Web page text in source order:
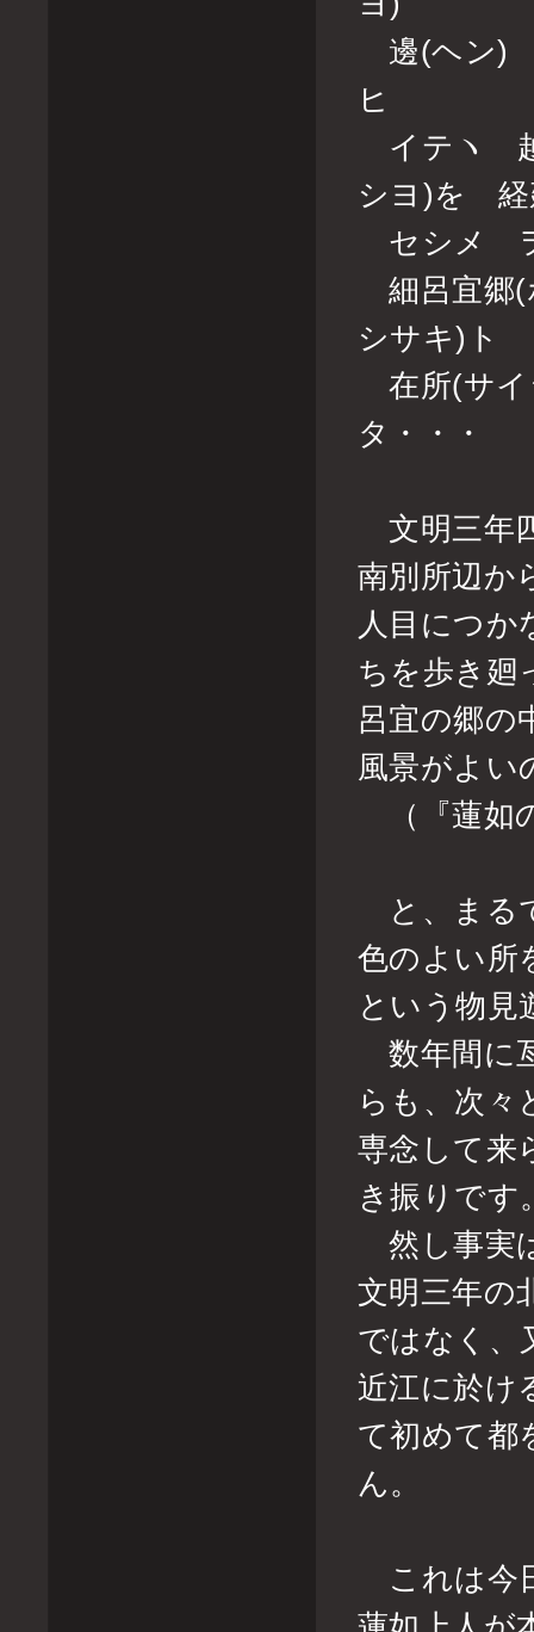
邊(ヘン)
ヒ
イテヽ
シヨ)を
セシメ
細呂宜郷
シサキ)ト
在所(サ
タ・・・
文明三年
南別所辺か
人目につか
ちを歩き廻
呂宜の郷の
風景がよい
（『蓮如
と、まる
色のよい所
という物見
数年間に
らも、次々
専念して来
き振りで
然し事実
文明三年の
ではなく、
近江に於け
て初めて都
ん。
これは今